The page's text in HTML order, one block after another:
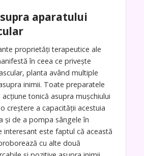
aparatului
proprietăţi terapeutice ale
în ceea ce priveşte
planta având multiple
inimii. Toate preparatele
tonică asupra muşchiului
creştere a capacităţii acestuia
şi de a pompa sângele în
interesant este faptul că această
cu alte două